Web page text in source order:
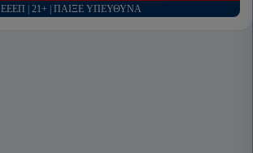
ΕΕΕΠ | 21+ | ΠΑΙΞΕ ΥΠΕΥΘΥΝΑ